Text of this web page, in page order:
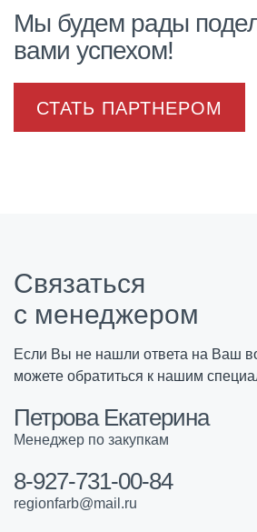
Мы будем рады
вами успехом!
СТАТЬ ПАРТНЕРОМ
Связаться
с менеджером
Если Вы не нашли ответа на Ваш
можете обратиться к нашим
Петрова Екатерина
Менеджер по закупкам
8-927-731-00-84
regionfarb@mail.ru